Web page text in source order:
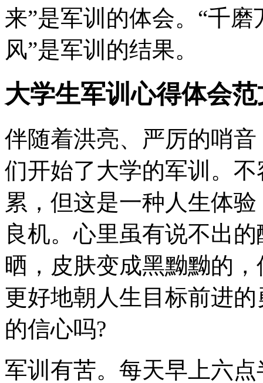
来”是军训的体会。“千
风”是军训的结果。
大学生军训心得体会范
伴随着洪亮、严厉的哨
们开始了大学的军训。
累，但这是一种人生体
良机。心里虽有说不出
晒，皮肤变成黑黝黝的
更好地朝人生目标前进
的信心吗?
军训有苦。每天早上六